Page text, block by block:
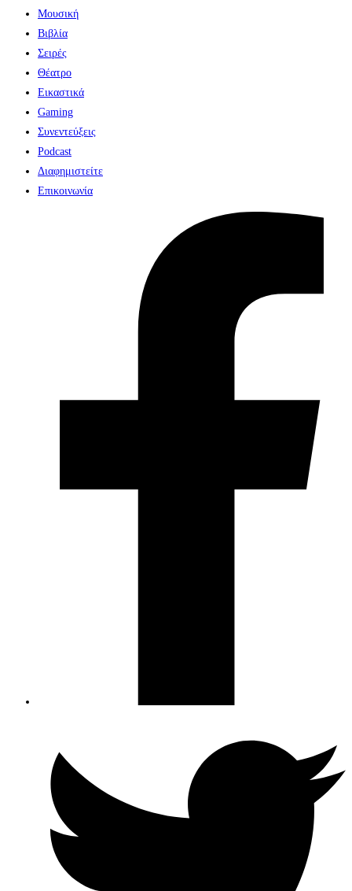
Μουσική
Βιβλία
Σειρές
Θέατρο
Εικαστικά
Gaming
Συνεντεύξεις
Podcast
Διαφημιστείτε
Επικοινωνία